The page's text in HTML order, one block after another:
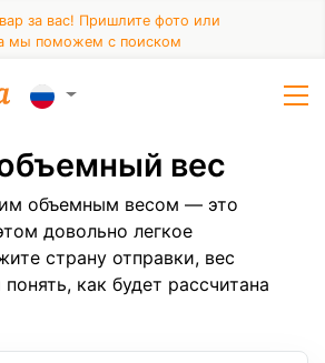
за вас! Пришлите фото или
мы поможем с поиском
вес
объемным весом — это
довольно легкое
страну отправки, вес
как будет рассчитана